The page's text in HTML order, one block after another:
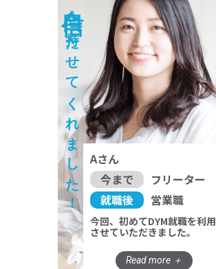
を持たせてくれました！
Aさん
今まで
フリーター
就職後
営業職
今回、初めてDYM就職を利用
させていただきました。